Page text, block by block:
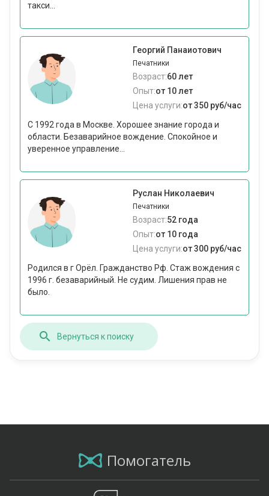
такси...
Георгий Панаиотович
Печатники
Возраст:60 лет
Опыт:от 10 лет
Цена услуги:от 350 руб/час
С 1992 года в Москве. Xорошее знание города и
области. Безаварийное вождение. Спокойное и
уверенное управление...
Руслан Николаевич
Печатники
Возраст:52 года
Опыт:от 10 года
Цена услуги:от 300 руб/час
Родился в г Орёл. Гражданство Рф. Стаж вождения с
1996 г. безаварийный. Не судим. Лишения прав не
было.
Вернуться к поиску
Помогатель